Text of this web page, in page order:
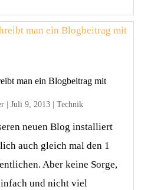
man ein Blogbeitrag mit
| Juli 9, 2013| Technik
neuen Blog installiert
auch gleich mal den 1
Aber keine Sorge,
und nicht viel